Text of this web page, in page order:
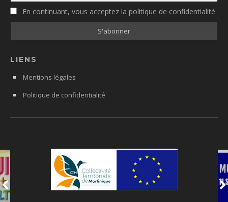
En continuant, vous acceptez la politique de confidentialité
LIENS
Mentions légales
Politique de confidentialité